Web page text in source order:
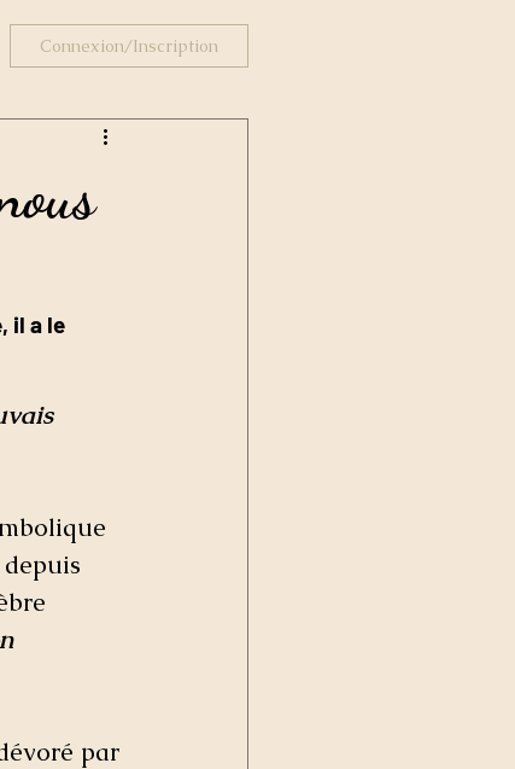
Connexion/Inscription
il a le
par